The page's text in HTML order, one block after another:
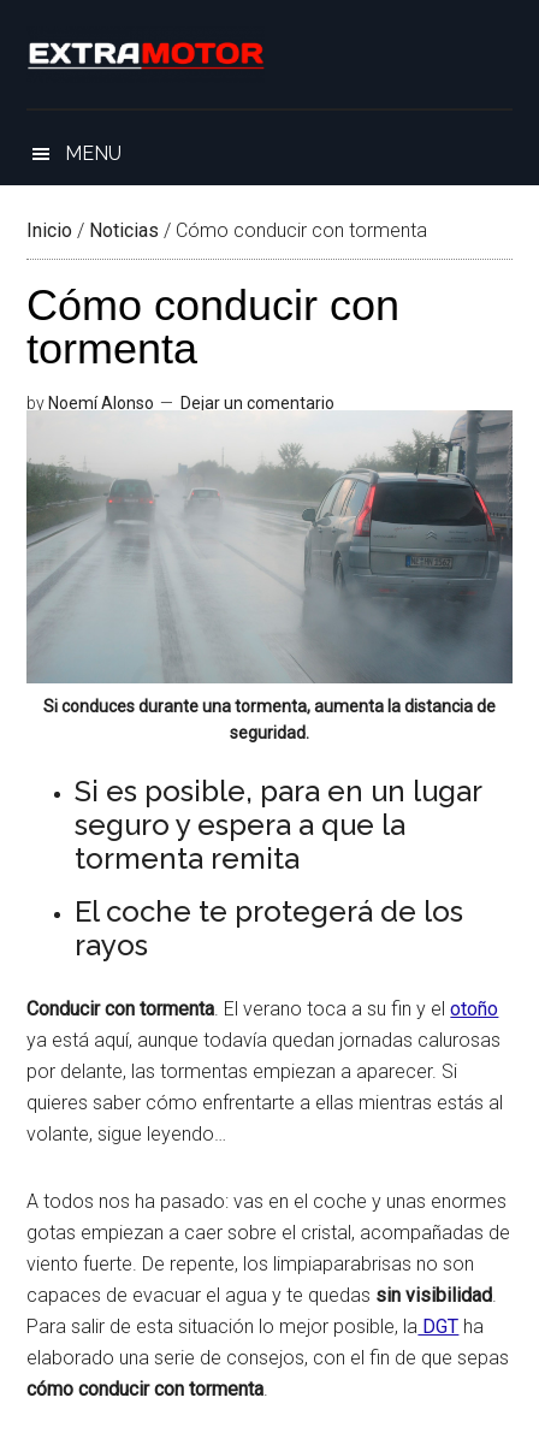
contenido
secondary
MENU
Inicio / Noticias / Cómo conducir con tormenta
Cómo conducir con
tormenta
by Noemí Alonso Dejar un comentario
Si conduces durante una tormenta, aumenta la distancia de
seguridad.
Si es posible, para en un lugar
seguro y espera a que la
tormenta remita
El coche te protegerá de los
rayos
Conducir con tormenta . El verano toca a su fin y elotoño
ya está aquí, aunque todavía quedan jornadas calurosas
por delante, las tormentas empiezan a aparecer. Si
quieres saber cómo enfrentarte a ellas mientras estás al
volante, sigue leyendo…
A todos nos ha pasado: vas en el coche y unas enormes
gotas empiezan a caer sobre el cristal, acompañadas de
viento fuerte. De repente, los limpiaparabrisas no son
capaces de evacuar el agua y te quedas sin visibilidad
Para salir de esta situación lo mejor posible, la DGT ha
elaborado una serie de consejos, con el fin de que sepas
cómo conducir con tormenta